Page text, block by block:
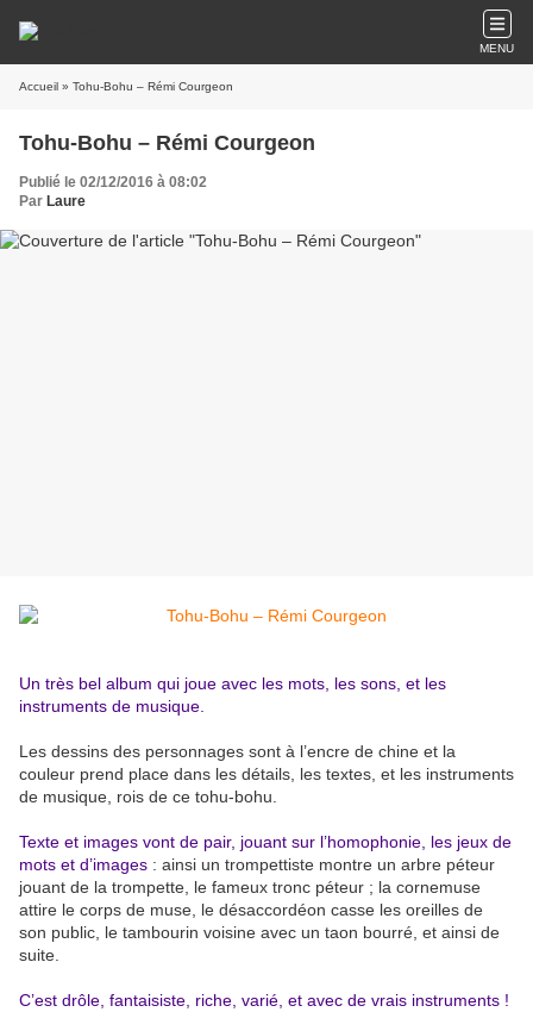
MENU
Accueil » Tohu-Bohu – Rémi Courgeon
Tohu-Bohu – Rémi Courgeon
Publié le 02/12/2016 à 08:02
Par Laure
Un très bel album qui joue avec les mots, les sons, et les
instruments de musique.
Les dessins des personnages sont à l’encre de chine et la
couleur prend place dans les détails, les textes, et les instruments
de musique, rois de ce tohu-bohu.
Texte et images vont de pair, jouant sur l’homophonie, les jeux de
mots et d’images : ainsi un trompettiste montre un arbre péteur
jouant de la trompette, le fameux tronc péteur ; la cornemuse
attire le corps de muse, le désaccordéon casse les oreilles de
son public, le tambourin voisine avec un taon bourré, et ainsi de
suite.
C’est drôle, fantaisiste, riche, varié, et avec de vrais instruments !